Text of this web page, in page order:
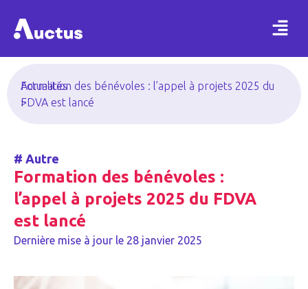
Actualités
>
Formation des bénévoles : l’appel à projets 2025 du
FDVA est lancé
# Autre
Formation des bénévoles :
l’appel à projets 2025 du FDVA
est lancé
Dernière mise à jour le 28 janvier 2025